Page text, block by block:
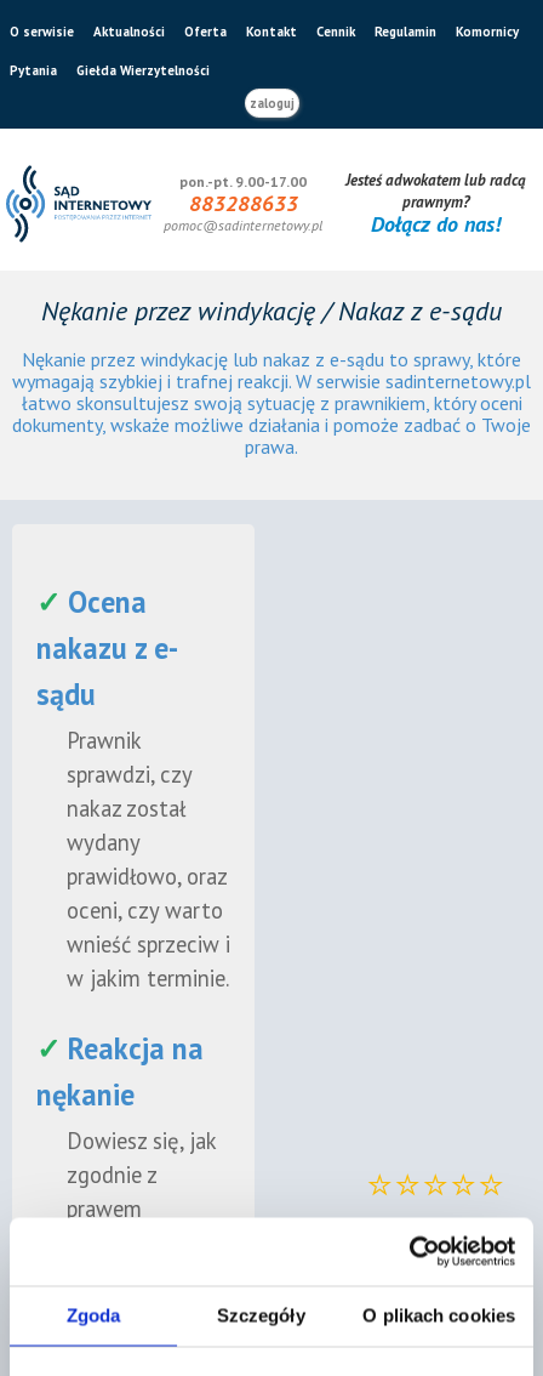
Zgoda Szczegóły O plikach cookies
O serwisie Aktualności Oferta Kontakt Cennik Regulamin Komornicy
Pytania
Giełda Wierzytelności
zaloguj
pon.-pt. 9.00-17.00
883288633
pomoc@sadinternetowy.pl
Jesteś adwokatem lub radcą
prawnym?
Dołącz do nas!
Nękanie przez windykację / Nakaz z e-sądu
Nękanie przez windykację lub nakaz z e-sądu to sprawy, które
wymagają szybkiej i trafnej reakcji. W serwisie sadinternetowy.pl
łatwo skonsultujesz swoją sytuację z prawnikiem, który oceni
dokumenty, wskaże możliwe działania i pomoże zadbać o Twoje
prawa.
✓ Ocena
nakazu z e-
sądu
Prawnik
sprawdzi, czy
nakaz został
wydany
prawidłowo, oraz
oceni, czy warto
wnieść sprzeciw i
w jakim terminie.
✓ Reakcja na
nękanie
Dowiesz się, jak
zgodnie z
prawem
telefony,
wiadomości i
⭐⭐⭐⭐⭐
„Konkretny Mecenas.